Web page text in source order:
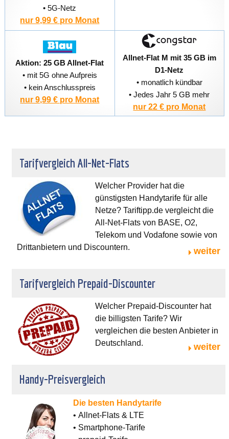
• 5G-Netz
nur 9,99 € pro Monat
Aktion: 25 GB Allnet-Flat
• mit 5G ohne Aufpreis
• kein Anschlusspreis
nur 9,99 € pro Monat
Allnet-Flat M mit 35 GB im
D1-Netz
• monatlich kündbar
• Jedes Jahr 5 GB mehr
nur 22 € pro Monat
Tarifvergleich All-Net-Flats
Welcher Provider hat die
günstigsten Handytarife für alle
Netze? Tariftipp.de vergleicht die
All-Net-Flats von BASE, O2,
Telekom und Vodafone sowie von
Drittanbietern und Discountern.
weiter
Tarifvergleich Prepaid-Discounter
Welcher Prepaid-Discounter hat
die billigsten Tarife? Wir
vergleichen die besten Anbieter in
Deutschland.
weiter
Handy-Preisvergleich
Die besten Handytarife
• Allnet-Flats & LTE
• Smartphone-Tarife